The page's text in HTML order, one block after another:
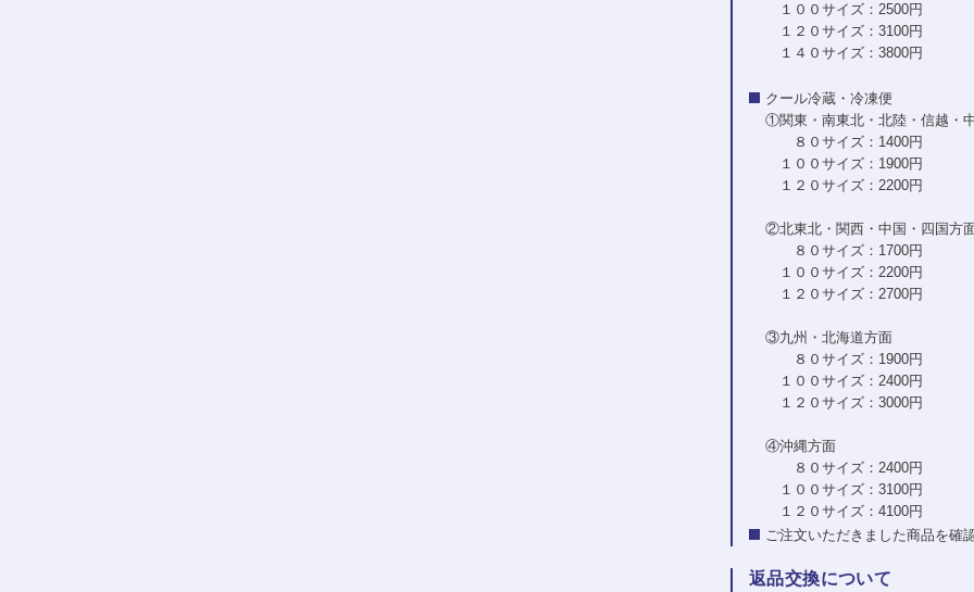
１００サイズ：2500円
１２０サイズ：3100円
１４０サイズ：3800円
クール冷蔵・冷凍便
①関東・南東北・北陸・信越・
８０サイズ：1400円
１００サイズ：1900円
１２０サイズ：2200円
②北東北・関西・中国・四国方
８０サイズ：1700円
１００サイズ：2200円
１２０サイズ：2700円
③九州・北海道方面
８０サイズ：1900円
１００サイズ：2400円
１２０サイズ：3000円
④沖縄方面
８０サイズ：2400円
１００サイズ：3100円
１２０サイズ：4100円
ご注文いただきました商品を確
返品交換について